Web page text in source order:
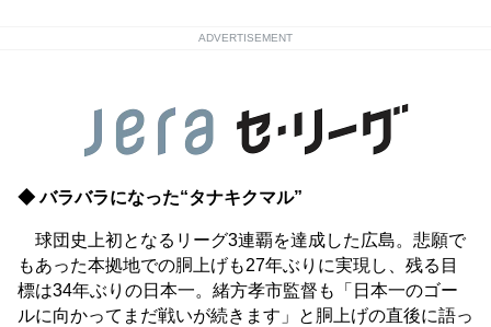
ADVERTISEMENT
◆ バラバラになった“タナキクマル”
球団史上初となるリーグ3連覇を達成した広島。悲願で
もあった本拠地での胴上げも27年ぶりに実現し、残る目
標は34年ぶりの日本一。緒方孝市監督も「日本一のゴー
ルに向かってまだ戦いが続きます」と胴上げの直後に語っ